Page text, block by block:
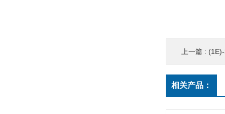
上一篇 : (1E)-
相关产品：